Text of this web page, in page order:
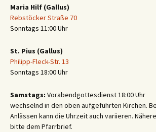
Maria Hilf (Gallus)
Rebstöcker Straße 70
Sonntags 11:00 Uhr
St. Pius (Gallus)
Philipp-Fleck-Str. 13
Sonntags 18:00 Uhr
Samstags: Vorabendgottesdienst 18:00 Uhr
wechselnd in den oben aufgeführten Kirchen.
Anlässen kann die Uhrzeit auch variieren.
bitte dem Pfarrbrief.